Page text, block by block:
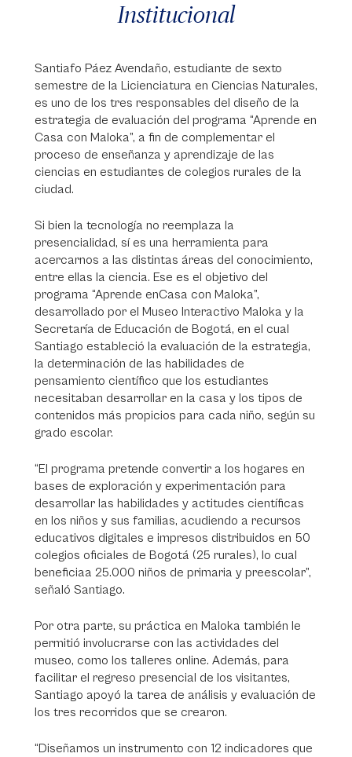
Institucional
Santiafo Páez Avendaño, estudiante de sexto
semestre de la Licienciatura en Ciencias Naturales,
es uno de los tres responsables del diseño de la
estrategia de evaluación del programa “Aprende en
Casa con Maloka”, a fin de complementar el
proceso de enseñanza y aprendizaje de las
ciencias en estudiantes de colegios rurales de la
ciudad.
Si bien la tecnología no reemplaza la
presencialidad, sí es una herramienta para
acercarnos a las distintas áreas del conocimiento,
entre ellas la ciencia. Ese es el objetivo del
programa “Aprende enCasa con Maloka”,
desarrollado por el Museo Interactivo Maloka y la
Secretaría de Educación de Bogotá, en el cual
Santiago estableció la evaluación de la estrategia,
la determinación de las habilidades de
pensamiento científico que los estudiantes
necesitaban desarrollar en la casa y los tipos de
contenidos más propicios para cada niño, según su
grado escolar.
“El programa pretende convertir a los hogares en
bases de exploración y experimentación para
desarrollar las habilidades y actitudes científicas
en los niños y sus familias, acudiendo a recursos
educativos digitales e impresos distribuidos en 50
colegios oficiales de Bogotá (25 rurales), lo cual
beneficiaa 25.000 niños de primaria y preescolar”,
señaló Santiago.
Por otra parte, su práctica en Maloka también le
permitió involucrarse con las actividades del
museo, como los talleres online. Además, para
facilitar el regreso presencial de los visitantes,
Santiago apoyó la tarea de análisis y evaluación de
los tres recorridos que se crearon.
“Diseñamos un instrumento con 12 indicadores que